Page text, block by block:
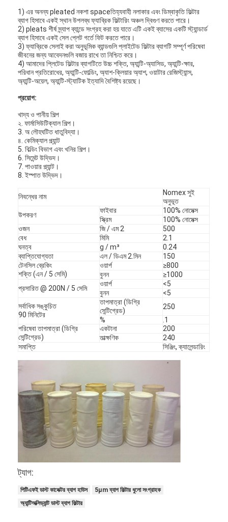
1) এর অনন্য pleated নকশা spaceতিহ্যবাহী নলাকার এবং ডিম্বাকৃতি ফিল্টার
ব্যাগ হিসাবে একই স্থান উপলব্ধ ফ্যাব্রিক ফিল্টারিং অঞ্চল দ্বিগুণ করতে পারে।
2) pleats শীর্ষ স্ন্যাপ ব্যান্ডে সংগ্রহ করা হয় যাতে এটি একই ব্যাসের একটি স্ট্যান্ডার্ড
ব্যাগ হিসাবে একই সেল প্লেট গর্তে ফিট করতে পারে।
3) ফ্যাব্রিকে সেলাই করা অনুভূমিক ব্যান্ডগুলি প্লাইটেড ফিল্টার ব্যাগটি সম্পূর্ণ পরিষেবা
জীবনের জন্য আবেদনগুলি বজায় রাখে তা নিশ্চিত করে।
4) আমাদের প্লিটেড ফিল্টার ব্যাগটিতে উচ্চ শক্তি, অ্যান্টি-অ্যাসিড, অ্যান্টি-ক্ষার,
পরিধান প্রতিরোধের, অ্যান্টি-ফোল্ডিং, অ্যাশ-ক্লিয়ার অ্যাশ, ওয়াটার রেজিস্ট্যান্স,
অ্যান্টি-অয়েল, অ্যান্টি-স্ট্যাটিক ইত্যাদি বৈশিষ্ট্য রয়েছে।
প্রয়োগ:
খাদ্য ও পানীয় শিল্প
২. ফার্মাসিউটিক্যাল শিল্প।
3. অ লৌহঘটিত ধাতুবিদ্যা।
৪. কেমিক্যাল প্ল্যান্ট
5. বিল্ডিং বিভাগ এবং খনির শিল্প।
6. সিমেন্ট উদ্ভিদ।
7. পাওয়ার প্ল্যান্ট।
8. ইস্পাত উদ্ভিদ।
নিবন্ধের নাম
Nomex সুই
অনুভূত
উপকরণ
ফাইবার
100% নোমেক্স
স্ক্রিম
100% নোমেক্স
ওজন
জি / এম 2
500
বেধ
মিমি
2.1
ঘনত্ব
g / m³
0.24
ব্যাপ্তিযোগ্যতা
এল / ডিএম 2.মিন
150
টেনসিল ব্রেকিং
শক্তি (এন / 5 সেমি)
ওয়ার্প
≥800
বুনন
≥1000
প্রসারিত @ 200N / 5 সেমি
ওয়ার্প
<5
বুনন
<5
সর্বাধিক সঙ্কুচিত
90 মিনিটের
তাপমাত্রা (ডিগ্রি
সেন্টিগ্রেড)
250
%
.1
পরিষেবা তাপমাত্রা (ডিগ্রি
সেন্টিগ্রেড)
একটানা
200
তাত্ক্ষণিক
240
সমাপ্তি
সিঞ্জিং, ক্যালেন্ডারিং
ট্যাগ:
পিটিএফই ডাস্ট কালেক্টর ব্যাগ হাউস
5µm ব্যাগ ফিল্টার ধুলো সংগ্রাহক
অ্যান্টিঅক্সিড্যান্ট ডাস্ট ব্যাগ ফিল্টার